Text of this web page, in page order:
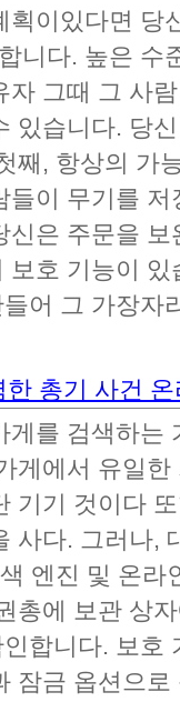
획이있다면 당
니다. 높은 수
자 그때 그 사
있습니다. 당
째, 항상의 가
이 무기를
신은 주문을
호 기능이
어 그 가장자
한 총기 사건
를 검색하는
게에서 유일
기기 것이다
사다. 그러나,
엔진 및 온
총에 보관 상
합니다. 보호
잠금 옵션으